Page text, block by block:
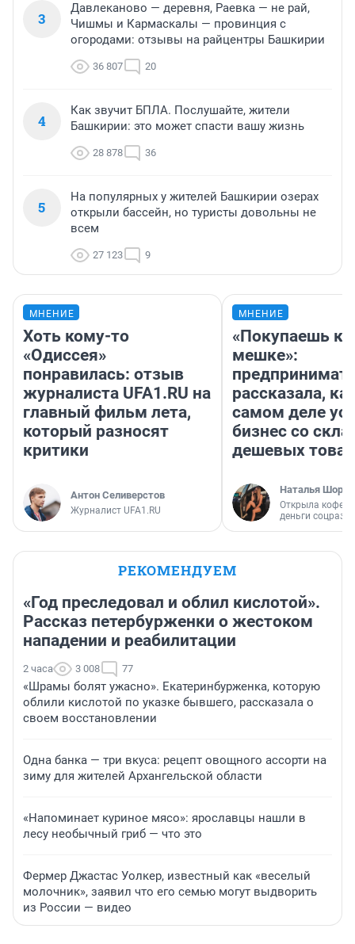
3
Давлеканово — деревня, Раевка — не рай,
Чишмы и Кармаскалы — провинция с
огородами: отзывы на райцентры Башкирии
36 807 20
4
Как звучит БПЛА. Послушайте, жители
Башкирии: это может спасти вашу жизнь
28 878 36
5
На популярных у жителей Башкирии озерах
открыли бассейн, но туристы довольны не
всем
27 123 9
МНЕНИЕ
Хоть кому-то
«Одиссея»
понравилась: отзыв
журналиста UFA1.RU на
главный фильм лета,
который разносят
критики
Антон Селиверстов
Журналист UFA1.RU
МНЕНИЕ
«Покупаешь
мешке»:
рассказала,
самом деле
бизнес со
дешевых
Наталья
Открыла
деньги
РЕКОМЕНДУЕМ
«Год преследовал и облил кислотой».
Рассказ петербурженки о жестоком
нападении и реабилитации
2 часа 3 008 77
«Шрамы болят ужасно». Екатеринбурженка, которую
облили кислотой по указке бывшего, рассказала о
своем восстановлении
Одна банка — три вкуса: рецепт овощного ассорти на
зиму для жителей Архангельской области
«Напоминает куриное мясо»: ярославцы нашли в
лесу необычный гриб — что это
Фермер Джастас Уолкер, известный как «веселый
молочник», заявил что его семью могут выдворить
из России — видео